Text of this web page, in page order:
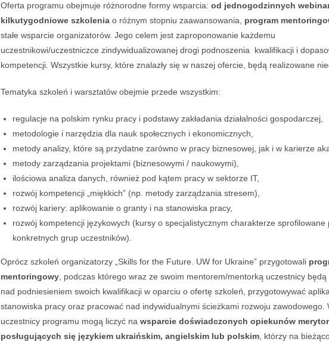
Oferta programu obejmuje różnorodne formy wsparcia: od jednogodzinnych
kilkutygodniowe szkoleniao różnym stopniu zaawansowania, program
stałe wsparcie organizatorów. Jego celem jest zaproponowanie każdemu
uczestnikowi/uczestniczce zindywidualizowanej drogi podnoszenia kwalifikacji i
kompetencji. Wszystkie kursy, które znalazły się w naszej ofercie, będą realizowane
Tematyka szkoleń i warsztatów obejmie przede wszystkim:
regulacje na polskim rynku pracy i podstawy zakładania działalności gospodarczej,
metodologie i narzędzia dla nauk społecznych i ekonomicznych,
metody analizy, które są przydatne zarówno w pracy biznesowej, jak i w karierze
metody zarządzania projektami (biznesowymi / naukowymi),
ilościowa analiza danych, również pod kątem pracy w sektorze IT,
rozwój kompetencji „miękkich” (np. metody zarządzania stresem),
rozwój kariery: aplikowanie o granty i na stanowiska pracy,
rozwój kompetencji językowych (kursy o specjalistycznym charakterze sprofilowane
konkretnych grup uczestników).
Oprócz szkoleń organizatorzy „Skills for the Future. UW for Ukraine” przygotowali
mentoringowy, podczas którego wraz ze swoim mentorem/mentorką uczestnicy będą
nad podniesieniem swoich kwalifikacji w oparciu o ofertę szkoleń, przygotowywać
stanowiska pracy oraz pracować nad indywidualnymi ścieżkami rozwoju zawodowego.
uczestnicy programu mogą liczyć na wsparcie doświadczonych opiekunów
posługujących się językiem ukraińskim, angielskim lub polskim, którzy na